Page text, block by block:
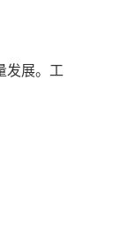
发展。工